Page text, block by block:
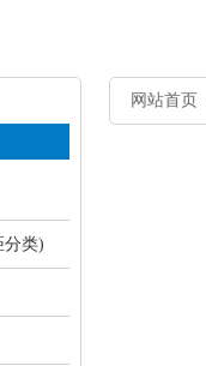
网站首页
分类)